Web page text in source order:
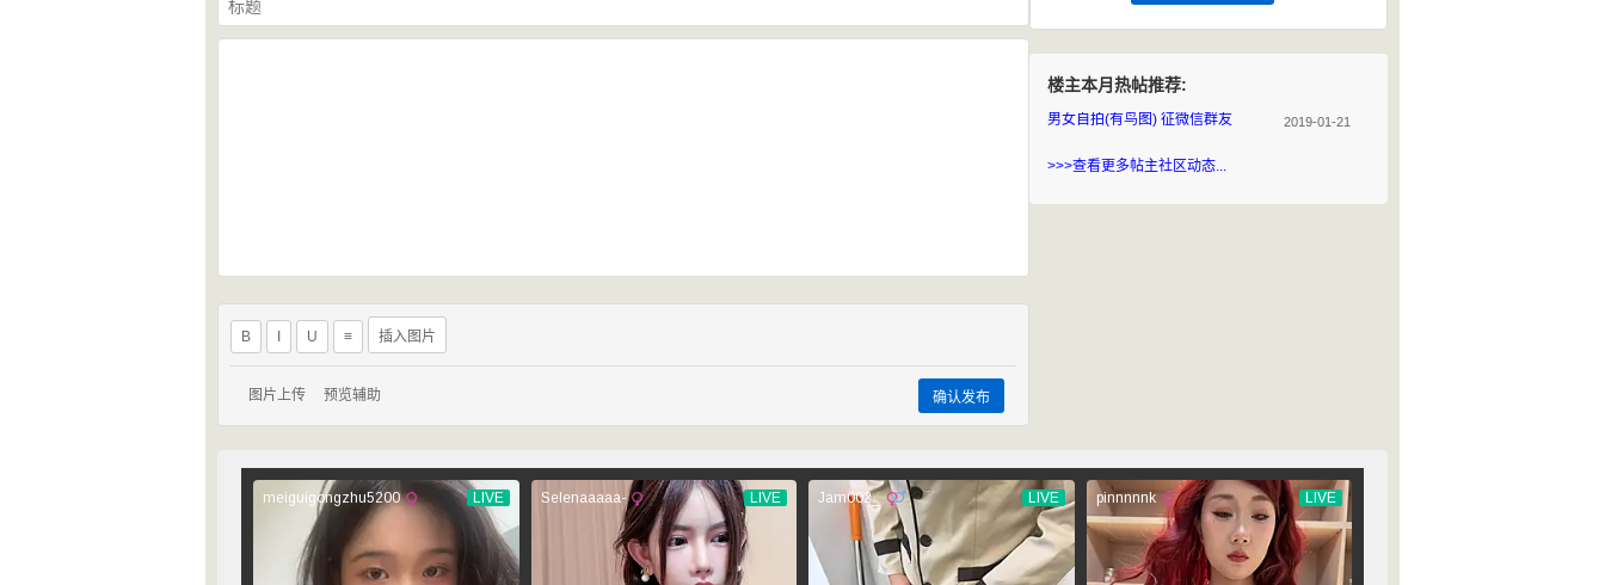
B U ≡ 插入图片
图片上传 预览辅助 确认发布
楼主本月热帖推荐:
男女自拍(有鸟图) 征微信群友 2019-01-21
>>>查看更多帖主社区动态...